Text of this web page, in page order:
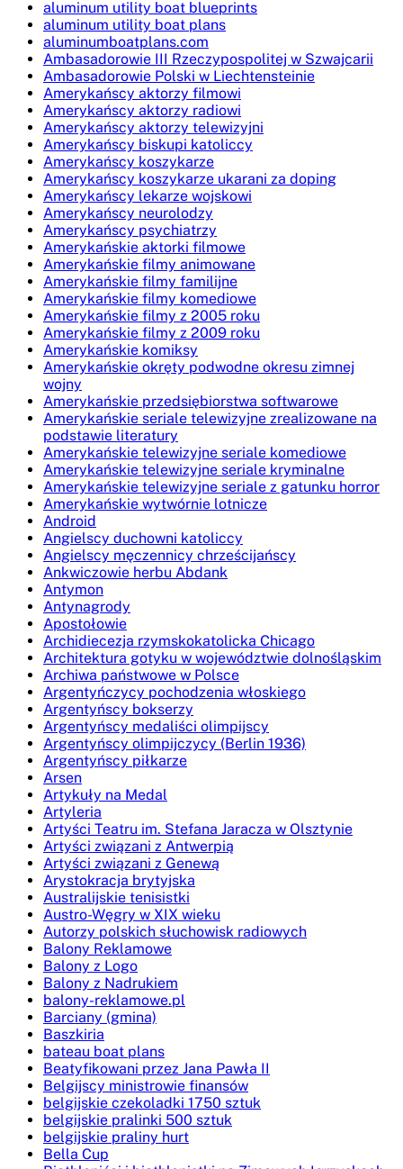
aluminum utility boat blueprints
aluminum utility boat plans
aluminumboatplans.com
Ambasadorowie III Rzeczypospolitej w Szwajcarii
Ambasadorowie Polski w Liechtensteinie
Amerykańscy aktorzy filmowi
Amerykańscy aktorzy radiowi
Amerykańscy aktorzy telewizyjni
Amerykańscy biskupi katoliccy
Amerykańscy koszykarze
Amerykańscy koszykarze ukarani za doping
Amerykańscy lekarze wojskowi
Amerykańscy neurolodzy
Amerykańscy psychiatrzy
Amerykańskie aktorki filmowe
Amerykańskie filmy animowane
Amerykańskie filmy familijne
Amerykańskie filmy komediowe
Amerykańskie filmy z 2005 roku
Amerykańskie filmy z 2009 roku
Amerykańskie komiksy
Amerykańskie okręty podwodne okresu zimnej
wojny
Amerykańskie przedsiębiorstwa softwarowe
Amerykańskie seriale telewizyjne zrealizowane na
podstawie literatury
Amerykańskie telewizyjne seriale komediowe
Amerykańskie telewizyjne seriale kryminalne
Amerykańskie telewizyjne seriale z gatunku horror
Amerykańskie wytwórnie lotnicze
Android
Angielscy duchowni katoliccy
Angielscy męczennicy chrześcijańscy
Ankwiczowie herbu Abdank
Antymon
Antynagrody
Apostołowie
Archidiecezja rzymskokatolicka Chicago
Architektura gotyku w województwie dolnośląskim
Archiwa państwowe w Polsce
Argentyńczycy pochodzenia włoskiego
Argentyńscy bokserzy
Argentyńscy medaliści olimpijscy
Argentyńscy olimpijczycy (Berlin 1936)
Argentyńscy piłkarze
Arsen
Artykuły na Medal
Artyleria
Artyści Teatru im. Stefana Jaracza w Olsztynie
Artyści związani z Antwerpią
Artyści związani z Genewą
Arystokracja brytyjska
Australijskie tenisistki
Austro-Węgry w XIX wieku
Autorzy polskich słuchowisk radiowych
Balony Reklamowe
Balony z Logo
Balony z Nadrukiem
balony-reklamowe.pl
Barciany (gmina)
Baszkiria
bateau boat plans
Beatyfikowani przez Jana Pawła II
Belgijscy ministrowie finansów
belgijskie czekoladki 1750 sztuk
belgijskie pralinki 500 sztuk
belgijskie praliny hurt
Bella Cup